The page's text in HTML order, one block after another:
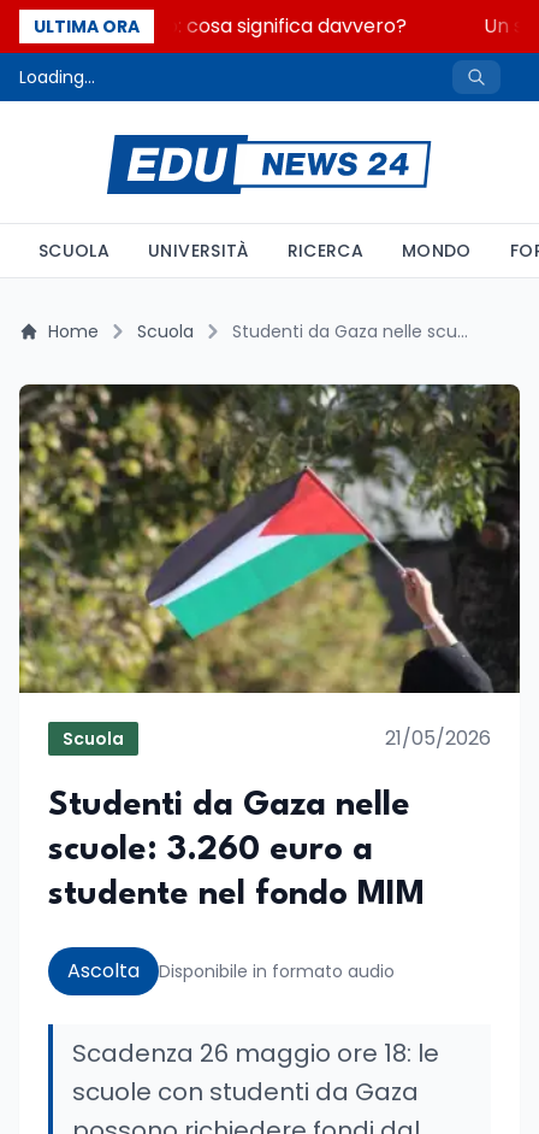
ULTIMA ORA
Fondo perduto: cosa significa davvero? Un
Loading...
SCUOLA UNIVERSITÀ RICERCA MONDO
Home Scuola Studenti da Gaza nelle scuole: 3.260 euro a studente nel fondo MIM
Scuola 21/05/2026
Studenti da Gaza nelle
scuole: 3.260 euro a
studente nel fondo MIM
Ascolta Disponibile in formato audio
Scadenza 26 maggio ore 18: le
scuole con studenti da Gaza